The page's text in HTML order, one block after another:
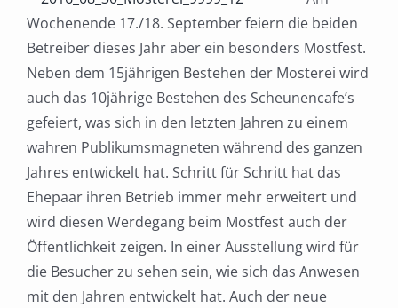
Wochenende 17./18. September feiern die beiden
Betreiber dieses Jahr aber ein besonders Mostfest.
Neben dem 15jährigen Bestehen der Mosterei wird
auch das 10jährige Bestehen des Scheunencafe’s
gefeiert, was sich in den letzten Jahren zu einem
wahren Publikumsmagneten während des ganzen
Jahres entwickelt hat. Schritt für Schritt hat das
Ehepaar ihren Betrieb immer mehr erweitert und
wird diesen Werdegang beim Mostfest auch der
Öffentlichkeit zeigen. In einer Ausstellung wird für
die Besucher zu sehen sein, wie sich das Anwesen
mit den Jahren entwickelt hat. Auch der neue